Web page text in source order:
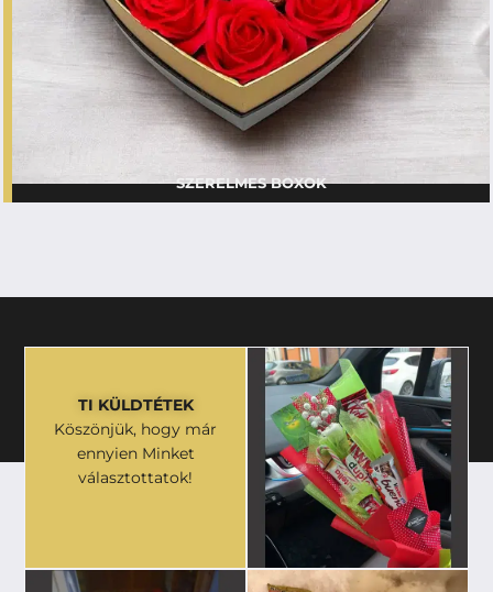
SZERELMES BOXOK
TI KÜLDTÉTEK
Köszönjük, hogy már
ennyien Minket
választottatok!